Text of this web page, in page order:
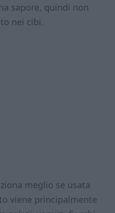
sapore, quindi non
nei cibi.
meglio se usata
viene principalmente